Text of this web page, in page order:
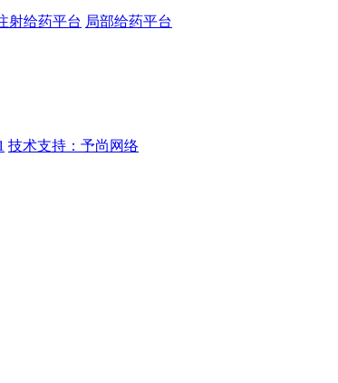
射给药平台 局部给药平台
技术支持：予尚网络